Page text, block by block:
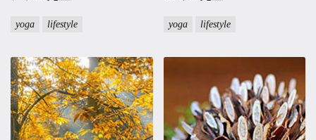
yoga lifestyle yoga lifestyle